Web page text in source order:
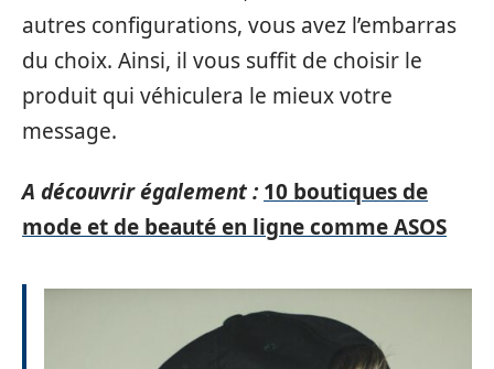
autres configurations, vous avez l’embarras
du choix. Ainsi, il vous suffit de choisir le
produit qui véhiculera le mieux votre
message.
A découvrir également : 10 boutiques de
mode et de beauté en ligne comme ASOS